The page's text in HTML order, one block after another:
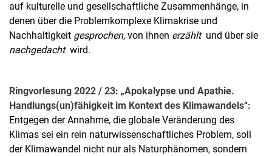
auf kulturelle und gesellschaftliche Zusammenhänge, in
denen über die Problemkomplexe Klimakrise und
Nachhaltigkeit gesprochen, von ihnen erzählt und über sie
nachgedacht wird.
Ringvorlesung 2022 / 23: „Apokalypse und Apathie.
Handlungs(un)fähigkeit im Kontext des Klimawandels“:
Entgegen der Annahme, die globale Veränderung des
Klimas sei ein rein naturwissenschaftliches Problem, soll
der Klimawandel nicht nur als Naturphänomen, sondern